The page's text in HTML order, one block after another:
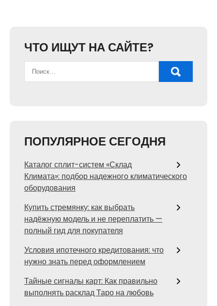
ЧТО ИЩУТ НА САЙТЕ?
ПОПУЛЯРНОЕ СЕГОДНЯ
Каталог сплит-систем «Склад
Климата»: подбор надежного климатического
оборудования
Купить стремянку: как выбрать
надёжную модель и не переплатить —
полный гид для покупателя
Условия ипотечного кредитования: что
нужно знать перед оформлением
Тайные сигналы карт: Как правильно
выполнять расклад Таро на любовь